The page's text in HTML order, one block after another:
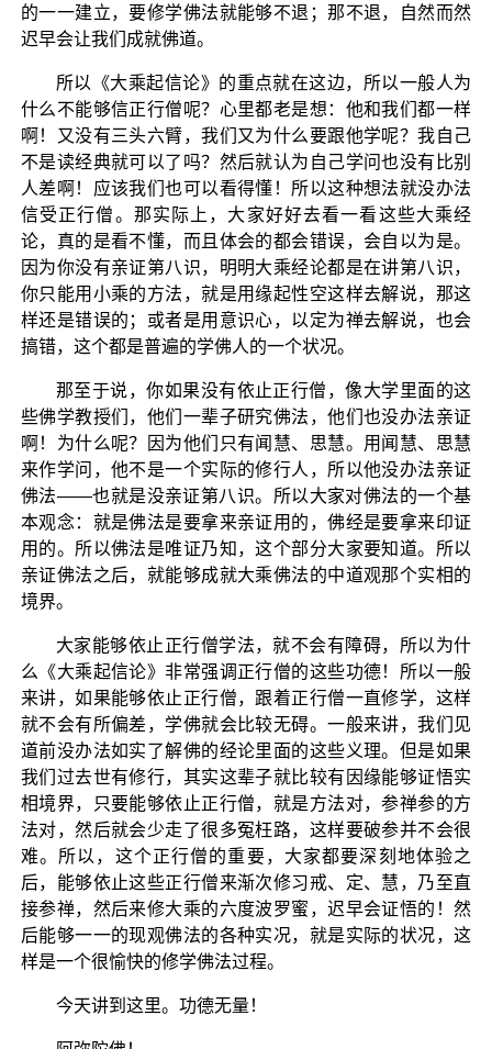
的一一建立，要修学佛法就能够不退；那不退，自然而然
迟早会让我们成就佛道。
所以《大乘起信论》的重点就在这边，所以一般人为
什么不能够信正行僧呢？心里都老是想：他和我们都一样
啊！又没有三头六臂，我们又为什么要跟他学呢？我自己
不是读经典就可以了吗？然后就认为自己学问也没有比别
人差啊！应该我们也可以看得懂！所以这种想法就没办法
信受正行僧。那实际上，大家好好去看一看这些大乘经
论，真的是看不懂，而且体会的都会错误，会自以为是。
因为你没有亲证第八识，明明大乘经论都是在讲第八识，
你只能用小乘的方法，就是用缘起性空这样去解说，那这
样还是错误的；或者是用意识心，以定为禅去解说，也会
搞错，这个都是普遍的学佛人的一个状况。
那至于说，你如果没有依止正行僧，像大学里面的这
些佛学教授们，他们一辈子研究佛法，他们也没办法亲证
啊！为什么呢？因为他们只有闻慧、思慧。用闻慧、思慧
来作学问，他不是一个实际的修行人，所以他没办法亲证
佛法——也就是没亲证第八识。所以大家对佛法的一个基
本观念：就是佛法是要拿来亲证用的，佛经是要拿来印证
用的。所以佛法是唯证乃知，这个部分大家要知道。所以
亲证佛法之后，就能够成就大乘佛法的中道观那个实相的
境界。
大家能够依止正行僧学法，就不会有障碍，所以为什
么《大乘起信论》非常强调正行僧的这些功德！所以一般
来讲，如果能够依止正行僧，跟着正行僧一直修学，这样
就不会有所偏差，学佛就会比较无碍。一般来讲，我们见
道前没办法如实了解佛的经论里面的这些义理。但是如果
我们过去世有修行，其实这辈子就比较有因缘能够证悟实
相境界，只要能够依止正行僧，就是方法对，参禅参的方
法对，然后就会少走了很多冤枉路，这样要破参并不会很
难。所以，这个正行僧的重要，大家都要深刻地体验之
后，能够依止这些正行僧来渐次修习戒、定、慧，乃至直
接参禅，然后来修大乘的六度波罗蜜，迟早会证悟的！然
后能够一一的现观佛法的各种实况，就是实际的状况，这
样是一个很愉快的修学佛法过程。
今天讲到这里。功德无量！